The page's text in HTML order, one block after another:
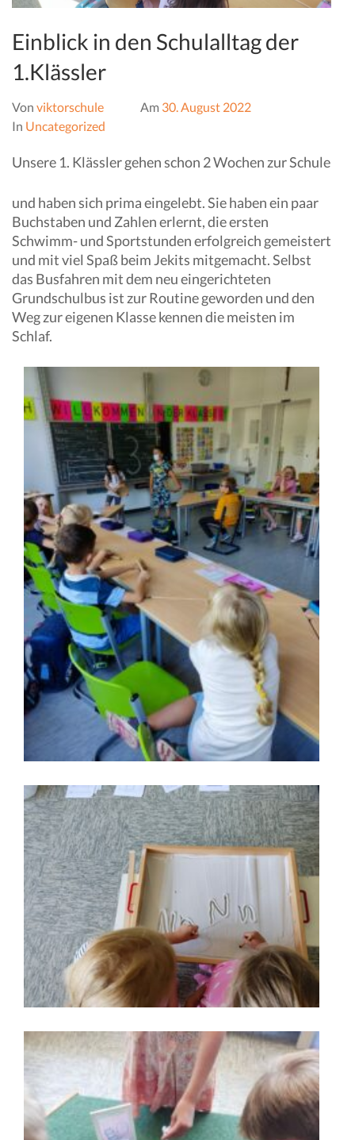
Einblick in den Schulalltag der
1.Klässler
Von viktorschule Am 30. August 2022
In Uncategorized
Unsere 1. Klässler gehen schon 2 Wochen zur Schule
und haben sich prima eingelebt. Sie haben ein paar
Buchstaben und Zahlen erlernt, die ersten
Schwimm- und Sportstunden erfolgreich gemeistert
und mit viel Spaß beim Jekits mitgemacht. Selbst
das Busfahren mit dem neu eingerichteten
Grundschulbus ist zur Routine geworden und den
Weg zur eigenen Klasse kennen die meisten im
Schlaf.